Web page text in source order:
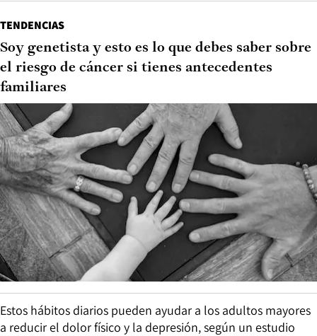
TENDENCIAS
Soy genetista y esto es lo que debes saber sobre
el riesgo de cáncer si tienes antecedentes
familiares
Estos hábitos diarios pueden ayudar a los adultos mayores
a reducir el dolor físico y la depresión, según un estudio